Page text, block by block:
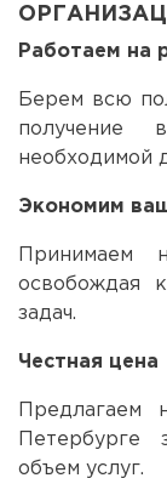
Работаем на
Берем всю
получение
необходимой
Экономим
Принимаем
освобождая
задач.
Честная цена
Предлагаем
Петербурге
объем услуг.